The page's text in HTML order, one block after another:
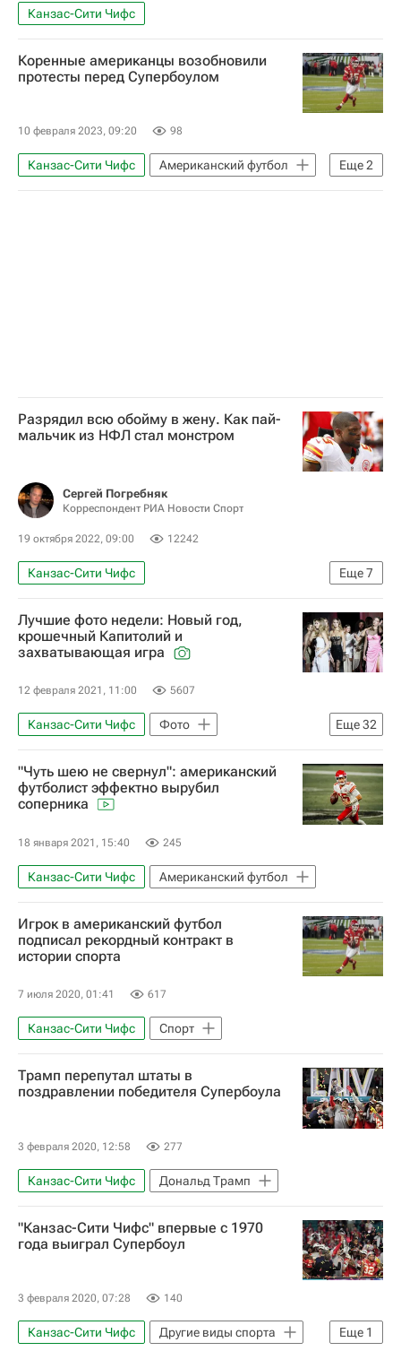
Канзас-Сити Чифс
Коренные американцы возобновили
протесты перед Супербоулом
10 февраля 2023, 09:20 98
Еще2
Канзас-Сити Чифс
Американский футбол
Северная Америка
США
Разрядил всю обойму в жену. Как пай-
мальчик из НФЛ стал монстром
Сергей Погребняк
Корреспондент РИА Новости Спорт
19 октября 2022, 09:00 12242
Еще7
Канзас-Сити Чифс
Национальная футбольная лига (НФЛ)
Происшествия
Криминал
Вокруг спорта
Материалы РИА Спорт
Авторы РИА Новости Спорт
Американский футбол
Лучшие фото недели: Новый год,
крошечный Капитолий и
захватывающая игра
12 февраля 2021, 11:00 5607
Еще32
Канзас-Сити Чифс
Фото
Фигурное катание
Китайский Новый год
мода
Рекорды
Киев
Индонезия
Токио
Таиланд
Прага
Перу
Республика Татарстан (Татарстан)
Греция
Лондон
Флорида
Германия
Непал
Венецианский карнавал
Сектор Газа
Букингемский дворец
Протесты
Собаки
Капитолий
Вашингтон
Коронавирус COVID-19
"Чуть шею не свернул": американский
футболист эффектно вырубил
соперника
18 января 2021, 15:40 245
Канзас-Сити Чифс Американский футбол
Игрок в американский футбол
подписал рекордный контракт в
истории спорта
7 июля 2020, 01:41 617
Канзас-Сити Чифс Спорт
Трамп перепутал штаты в
поздравлении победителя Супербоула
3 февраля 2020, 12:58 277
Канзас-Сити Чифс Дональд Трамп
"Канзас-Сити Чифс" впервые с 1970
года выиграл Супербоул
3 февраля 2020, 07:28 140
Еще 1
Канзас-Сити Чифс
Другие виды спорта